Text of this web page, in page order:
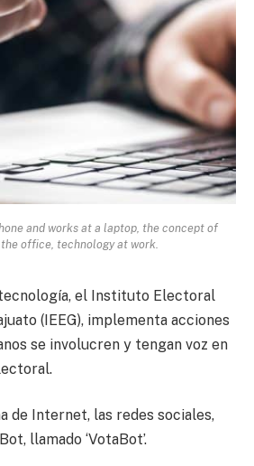
and works at a laptop, the concept of
office, technology at work.
el Instituto Electoral
(IEEG), implementa acciones
se involucren y tengan voz en
de Internet, las redes sociales,
llamado ‘VotaBot’.